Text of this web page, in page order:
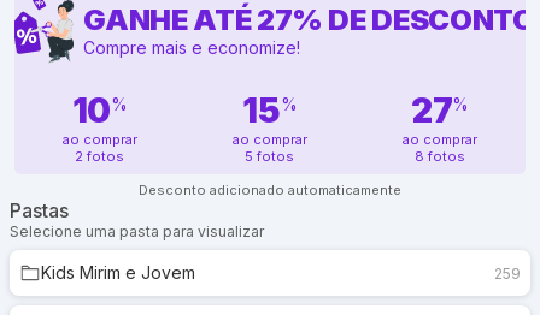
GANHE ATÉ27% DE DESCONTO
Compre mais e economize!
10%
ao comprar
2 fotos
15%
ao comprar
5 fotos
27%
ao comprar
8 fotos
Desconto adicionado automaticamente
Pastas
Selecione uma pasta para visualizar
Kids Mirim e Jovem 259